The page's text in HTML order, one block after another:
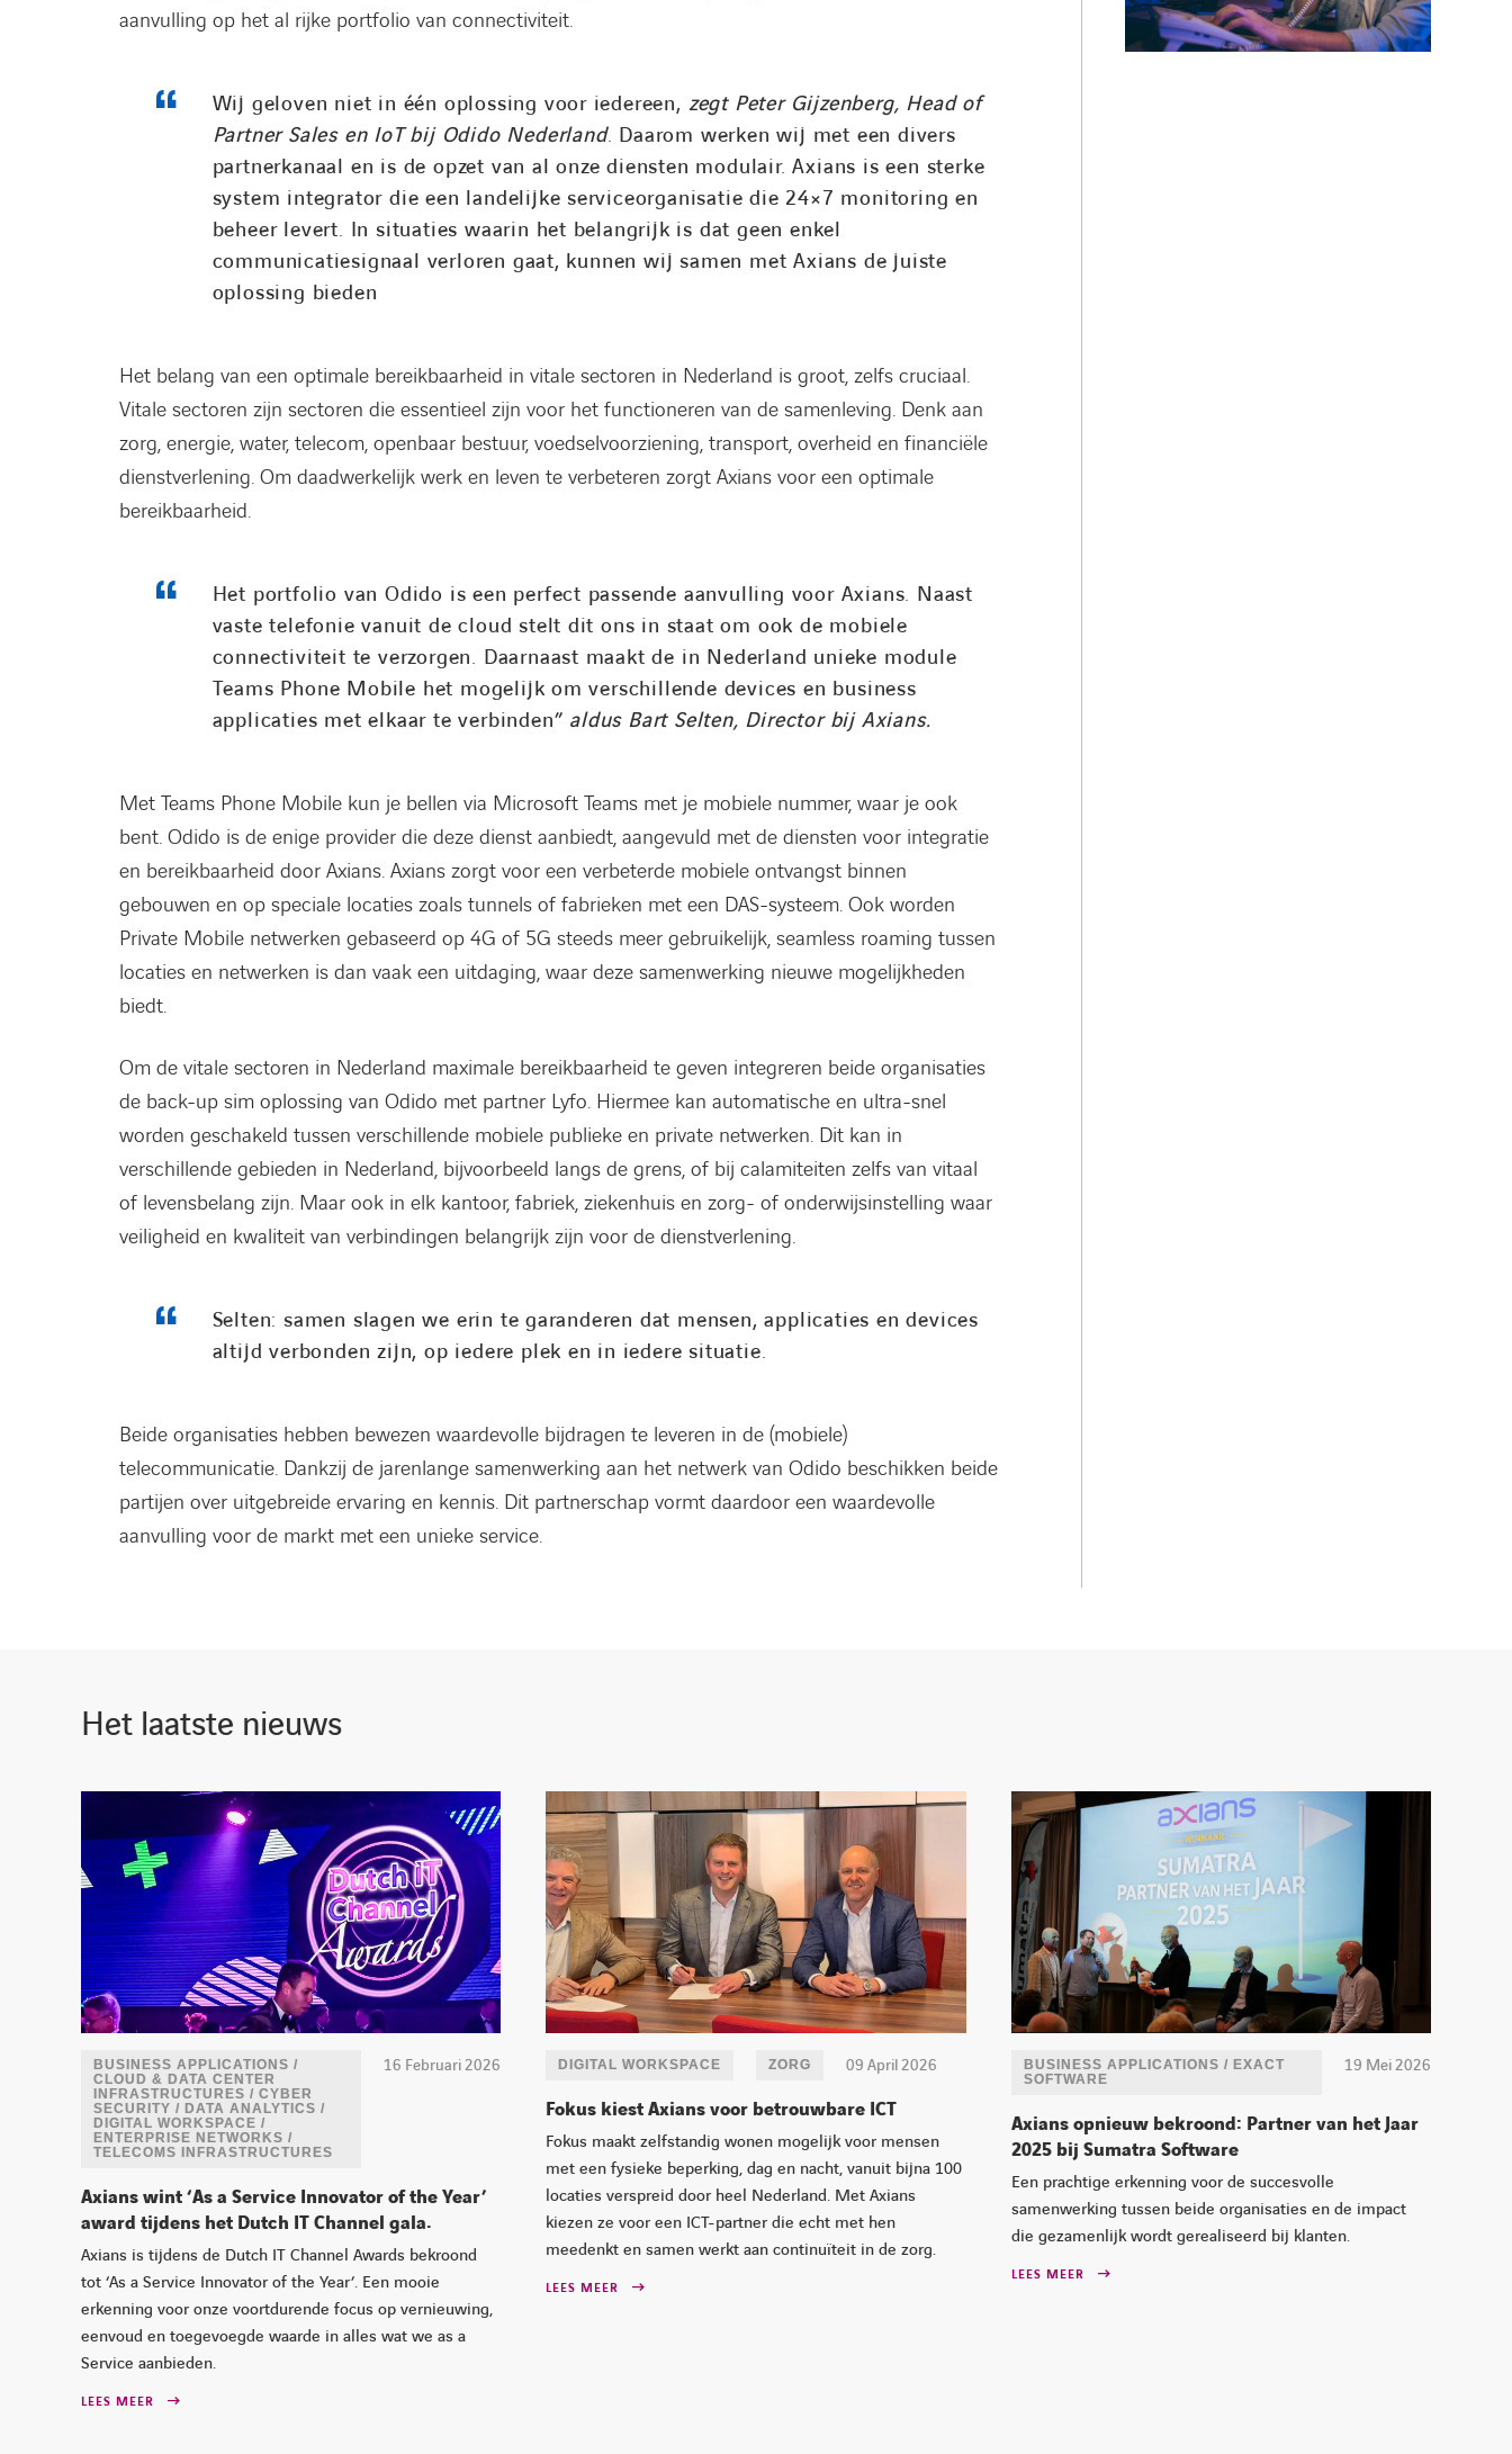
aanvulling op het al rijke portfolio van connectiviteit.
Wij geloven niet in één oplossing voor iedereen, zegt Peter Gijzenberg, Head of
Partner Sales en IoT bij Odido Nederland. Daarom werken wij met een divers
partnerkanaal en is de opzet van al onze diensten modulair. Axians is een sterke
system integrator die een landelijke serviceorganisatie die 24×7 monitoring en
beheer levert. In situaties waarin het belangrijk is dat geen enkel
communicatiesignaal verloren gaat, kunnen wij samen met Axians de juiste
oplossing bieden
Het belang van een optimale bereikbaarheid in vitale sectoren in Nederland is groot, zelfs cruciaal.
Vitale sectoren zijn sectoren die essentieel zijn voor het functioneren van de samenleving. Denk aan
zorg, energie, water, telecom, openbaar bestuur, voedselvoorziening, transport, overheid en financiële
dienstverlening. Om daadwerkelijk werk en leven te verbeteren zorgt Axians voor een optimale
bereikbaarheid.
Het portfolio van Odido is een perfect passende aanvulling voor Axians. Naast
vaste telefonie vanuit de cloud stelt dit ons in staat om ook de mobiele
connectiviteit te verzorgen. Daarnaast maakt de in Nederland unieke module
Teams Phone Mobile het mogelijk om verschillende devices en business
applicaties met elkaar te verbinden” aldus Bart Selten, Director bij Axians.
Met Teams Phone Mobile kun je bellen via Microsoft Teams met je mobiele nummer, waar je ook
bent. Odido is de enige provider die deze dienst aanbiedt, aangevuld met de diensten voor integratie
en bereikbaarheid door Axians. Axians zorgt voor een verbeterde mobiele ontvangst binnen
gebouwen en op speciale locaties zoals tunnels of fabrieken met een DAS-systeem. Ook worden
Private Mobile netwerken gebaseerd op 4G of 5G steeds meer gebruikelijk, seamless roaming tussen
locaties en netwerken is dan vaak een uitdaging, waar deze samenwerking nieuwe mogelijkheden
biedt.
Om de vitale sectoren in Nederland maximale bereikbaarheid te geven integreren beide organisaties
de back-up sim oplossing van Odido met partner Lyfo. Hiermee kan automatische en ultra-snel
worden geschakeld tussen verschillende mobiele publieke en private netwerken. Dit kan in
verschillende gebieden in Nederland, bijvoorbeeld langs de grens, of bij calamiteiten zelfs van vitaal
of levensbelang zijn. Maar ook in elk kantoor, fabriek, ziekenhuis en zorg- of onderwijsinstelling waar
veiligheid en kwaliteit van verbindingen belangrijk zijn voor de dienstverlening.
Selten: samen slagen we erin te garanderen dat mensen, applicaties en devices
altijd verbonden zijn, op iedere plek en in iedere situatie.
Beide organisaties hebben bewezen waardevolle bijdragen te leveren in de (mobiele)
telecommunicatie. Dankzij de jarenlange samenwerking aan het netwerk van Odido beschikken beide
partijen over uitgebreide ervaring en kennis. Dit partnerschap vormt daardoor een waardevolle
aanvulling voor de markt met een unieke service.
Het laatste nieuws
16 Februari 2026
BUSINESS APPLICATIONS /
CLOUD & DATA CENTER
INFRASTRUCTURES / CYBER
SECURITY / DATA ANALYTICS /
DIGITAL WORKSPACE /
ENTERPRISE NETWORKS /
TELECOMS INFRASTRUCTURES
Axians wint ‘As a Service Innovator of the Year’
award tijdens het Dutch IT Channel gala.
Axians is tijdens de Dutch IT Channel Awards bekroond
tot ‘As a Service Innovator of the Year’. Een mooie
erkenning voor onze voortdurende focus op vernieuwing,
eenvoud en toegevoegde waarde in alles wat we as a
Service aanbieden.
LEES MEER
09 April 2026
DIGITAL WORKSPACE ZORG
Fokus kiest Axians voor betrouwbare ICT
Fokus maakt zelfstandig wonen mogelijk voor mensen
met een fysieke beperking, dag en nacht, vanuit bijna 100
locaties verspreid door heel Nederland. Met Axians
kiezen ze voor een ICT-partner die echt met hen
meedenkt en samen werkt aan continuïteit in de zorg.
LEES MEER
19 Mei 2026
BUSINESS APPLICATIONS / EXACT
SOFTWARE
Axians opnieuw bekroond: Partner van het Jaar
2025 bij Sumatra Software
Een prachtige erkenning voor de succesvolle
samenwerking tussen beide organisaties en de impact
die gezamenlijk wordt gerealiseerd bij klanten.
LEES MEER